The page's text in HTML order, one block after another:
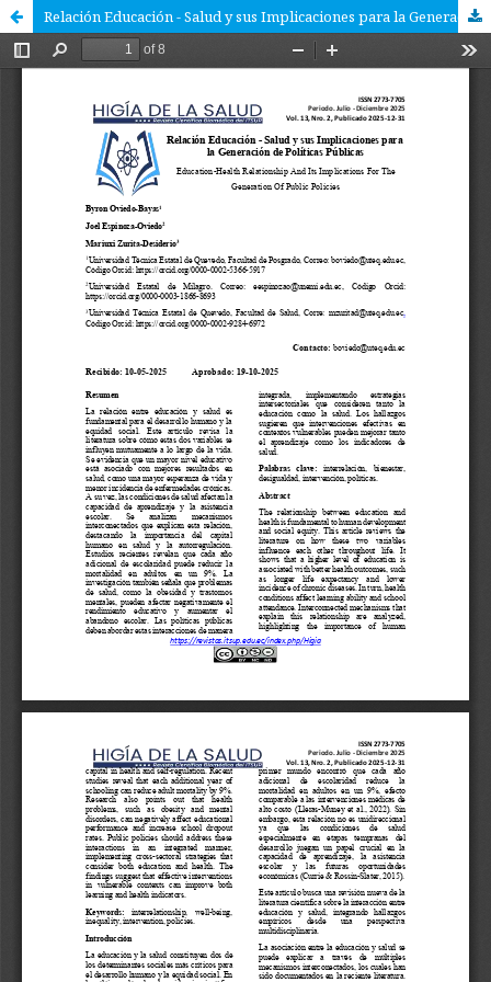
Relación Educación - Salud y sus Implicaciones para la Generación de Políticas Públicas